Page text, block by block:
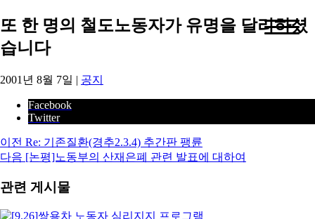
또 한 명의 철도노동자가 유명을 달리하셨
습니다
2001년 8월 7일 | 공지
Facebook
Twitter
이전 Re: 기존질환(경추2.3.4) 추간판 팽륜
다음 [논평]노동부의 산재은폐 관련 발표에 대하여
관련 게시물